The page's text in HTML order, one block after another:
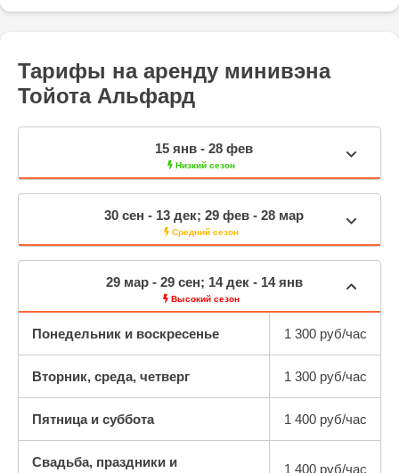
Тарифы на аренду минивэна
Тойота Альфард
15 янв - 28 фев
Низкий сезон
30 сен - 13 дек; 29 фев - 28 мар
Средний сезон
29 мар - 29 сен; 14 дек - 14 янв
Высокий сезон
Понедельник и воскресенье 1 300 руб/час
Вторник, среда, четверг 1 300 руб/час
Пятница и суббота 1 400 руб/час
Свадьба, праздники и
1 400 руб/час